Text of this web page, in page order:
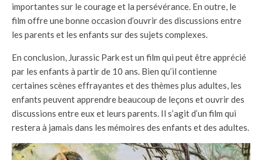
importantes sur le courage et la persévérance. En outre, le
film offre une bonne occasion d’ouvrir des discussions entre
les parents et les enfants sur des sujets complexes.
En conclusion, Jurassic Park est un film qui peut être apprécié
par les enfants à partir de 10 ans. Bien qu’il contienne
certaines scènes effrayantes et des thèmes plus adultes, les
enfants peuvent apprendre beaucoup de leçons et ouvrir des
discussions entre eux et leurs parents. Il s’agit d’un film qui
restera à jamais dans les mémoires des enfants et des adultes.